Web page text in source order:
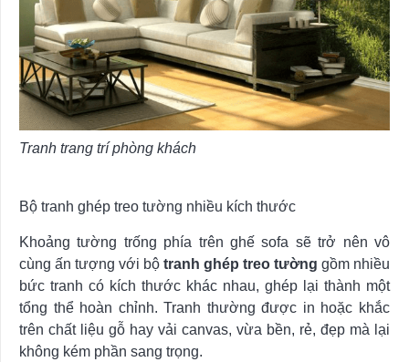
Tranh trang trí phòng khách
Bộ tranh ghép treo tường nhiều kích thước
Khoảng tường trống phía trên ghế sofa sẽ trở nên vô
cùng ấn tượng với bộ tranh ghép treo tường gồm nhiều
bức tranh có kích thước khác nhau, ghép lại thành một
tổng thể hoàn chỉnh. Tranh thường được in hoặc khắc
trên chất liệu gỗ hay vải canvas, vừa bền, rẻ, đẹp mà lại
không kém phần sang trọng.